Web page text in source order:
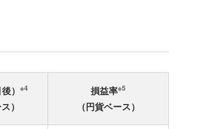
） ※4
）
損益率※5
（円貨ベース）